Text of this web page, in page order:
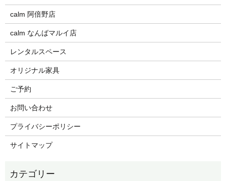
calm 阿倍野店
calm なんばマルイ店
レンタルスペース
オリジナル家具
ご予約
お問い合わせ
プライバシーポリシー
サイトマップ